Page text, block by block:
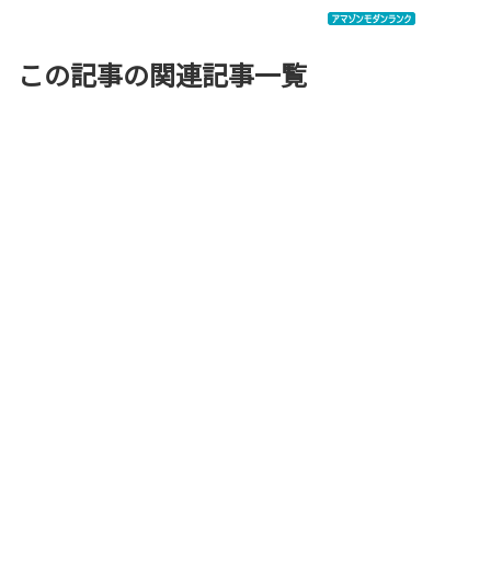
この記事の関連記事一覧